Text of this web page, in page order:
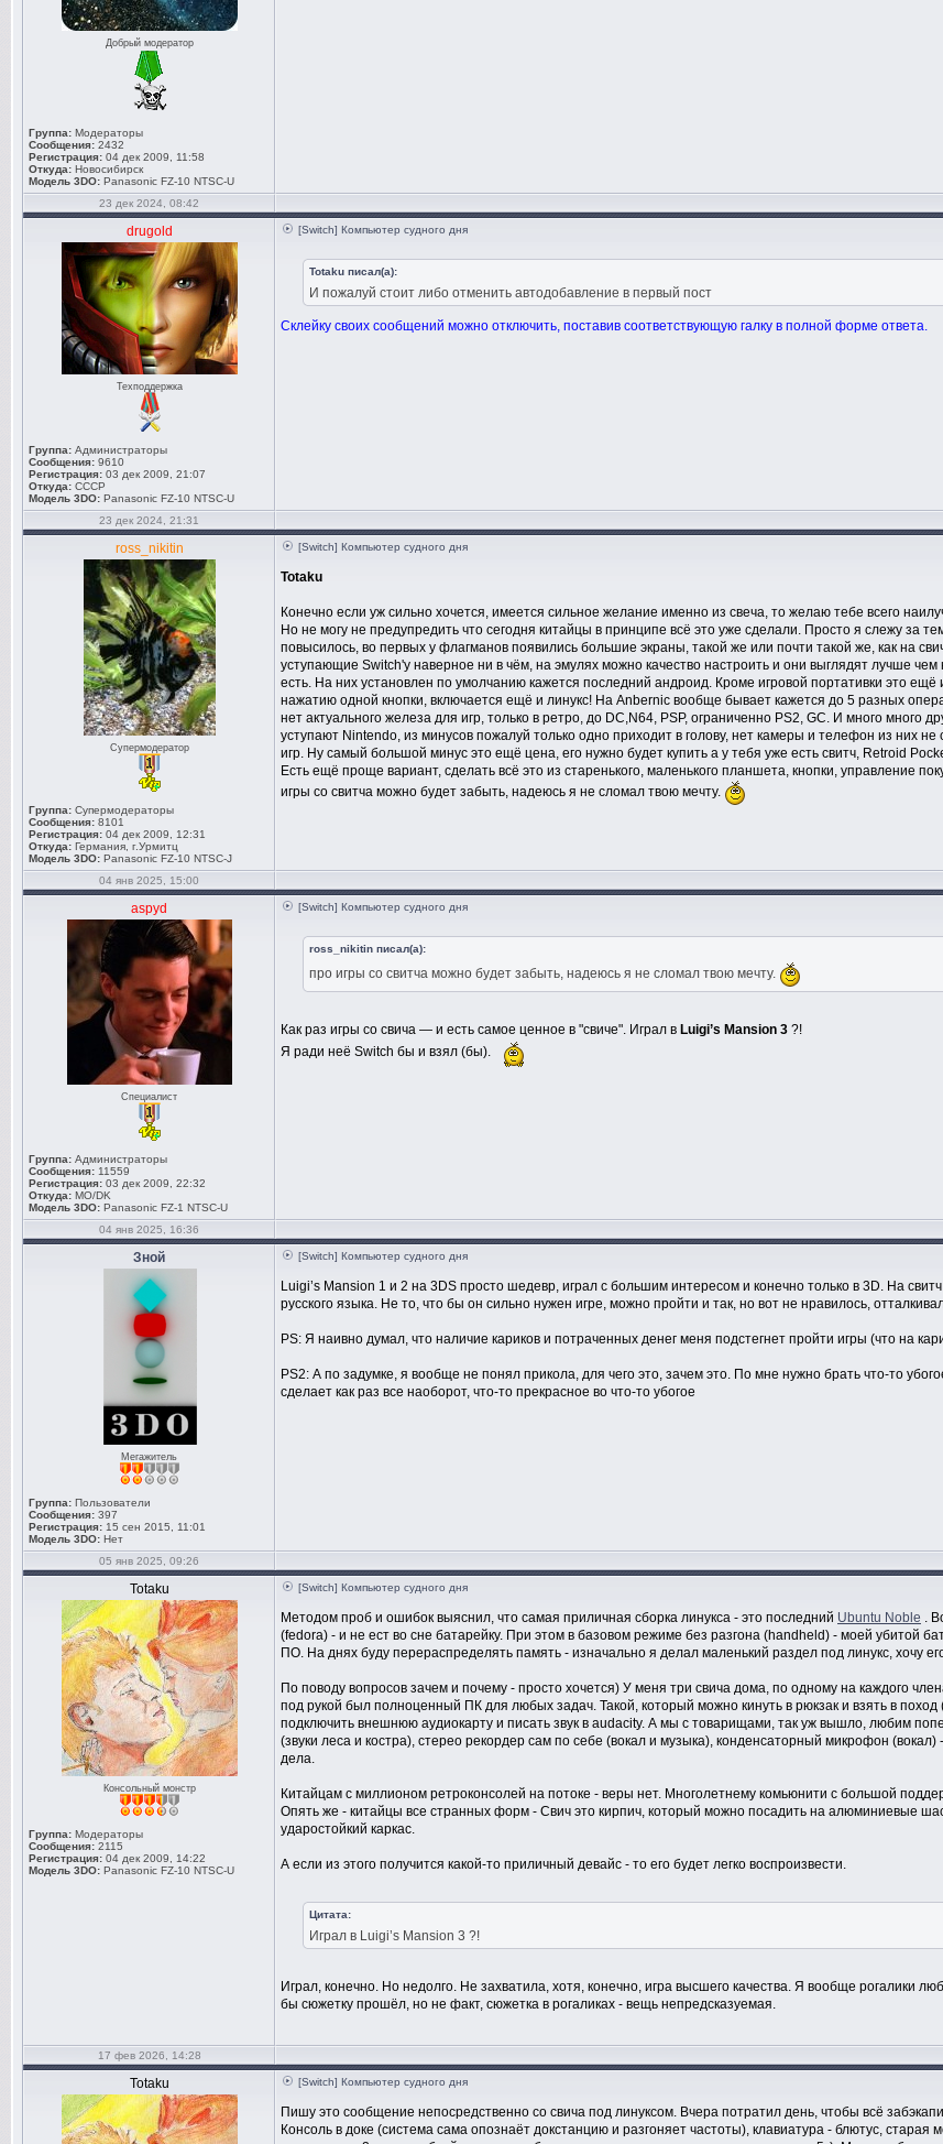
Добрый модератор
Группа: Модераторы
Сообщения: 2432
Регистрация: 04 дек 2009, 11:58
Откуда: Новосибирск
Модель 3DO: Panasonic FZ-10 NTSC-U
23 дек 2024, 08:42
drugold
Техподдержка
Группа: Администраторы
Сообщения: 9610
Регистрация: 03 дек 2009, 21:07
Откуда: СССР
Модель 3DO: Panasonic FZ-10 NTSC-U
[Switch] Компьютер судного дня
Totaku писал(а):
И пожалуй стоит либо отменить автодобавление в первый пост
Склейку своих сообщений можно отключить, поставив соответствующую галку в полной форме ответа.
23 дек 2024, 21:31
ross_nikitin
Супермодератор
Группа: Супермодераторы
Сообщения: 8101
Регистрация: 04 дек 2009, 12:31
Откуда: Германия, г.Урмитц
Модель 3DO: Panasonic FZ-10 NTSC-J
[Switch] Компьютер судного дня
Totaku
Конечно если уж сильно хочется, имеется сильное желание именно из свеча, то желаю тебе всего
Но не могу не предупредить что сегодня китайцы в принципе всё это уже сделали. Просто я слежу за
повысилось, во первых у флагманов появились большие экраны, такой же или почти такой же, как на
уступающие Switch'у наверное ни в чём, на эмулях можно качество настроить и они выглядят лучше
есть. На них установлен по умолчанию кажется последний андроид. Кроме игровой портативки это
нажатию одной кнопки, включается ещё и линукс! На Anbernic вообще бывает кажется до 5 разных
нет актуального железа для игр, только в ретро, до DC,N64, PSP, ограниченно PS2, GC. И много много
уступают Nintendo, из минусов пожалуй только одно приходит в голову, нет камеры и телефон из них
игр. Ну самый большой минус это ещё цена, его нужно будет купить а у тебя уже есть свитч, Retroid
Есть ещё проще вариант, сделать всё это из старенького, маленького планшета, кнопки, управление
игры со свитча можно будет забыть, надеюсь я не сломал твою мечту.
04 янв 2025, 15:00
aspyd
Специалист
Группа: Администраторы
Сообщения: 11559
Регистрация: 03 дек 2009, 22:32
Откуда: MO/DK
Модель 3DO: Panasonic FZ-1 NTSC-U
[Switch] Компьютер судного дня
ross_nikitin писал(а):
про игры со свитча можно будет забыть, надеюсь я не сломал твою мечту.
Как раз игры со свича — и есть самое ценное в "свиче". Играл в Luigi’s Mansion 3 ?!
Я ради неё Switch бы и взял (бы).
04 янв 2025, 16:36
Зной
Мегажитель
Группа: Пользователи
Сообщения: 397
Регистрация: 15 сен 2015, 11:01
Модель 3DO: Нет
[Switch] Компьютер судного дня
Luigi’s Mansion 1 и 2 на 3DS просто шедевр, играл с большим интересом и конечно только в 3D. На
русского языка. Не то, что бы он сильно нужен игре, можно пройти и так, но вот не нравилось,
PS: Я наивно думал, что наличие кариков и потраченных денег меня подстегнет пройти игры (что на
PS2: А по задумке, я вообще не понял прикола, для чего это, зачем это. По мне нужно брать что-то
сделает как раз все наоборот, что-то прекрасное во что-то убогое
05 янв 2025, 09:26
Totaku
Консольный монстр
Группа: Модераторы
Сообщения: 2115
Регистрация: 04 дек 2009, 14:22
Модель 3DO: Panasonic FZ-10 NTSC-U
[Switch] Компьютер судного дня
Методом проб и ошибок выяснил, что самая приличная сборка линукса - это последний Ubuntu Noble .
(fedora) - и не ест во сне батарейку. При этом в базовом режиме без разгона (handheld) - моей убитой
ПО. На днях буду перераспределять память - изначально я делал маленький раздел под линукс, хочу
По поводу вопросов зачем и почему - просто хочется) У меня три свича дома, по одному на каждого
под рукой был полноценный ПК для любых задач. Такой, который можно кинуть в рюкзак и взять в
подключить внешнюю аудиокарту и писать звук в audacity. А мы с товарищами, так уж вышло, любим
(звуки леса и костра), стерео рекордер сам по себе (вокал и музыка), конденсаторный микрофон
дела.
Китайцам с миллионом ретроконсолей на потоке - веры нет. Многолетнему комьюнити с большой
Опять же - китайцы все странных форм - Свич это кирпич, который можно посадить на алюминиевые
ударостойкий каркас.
А если из этого получится какой-то приличный девайс - то его будет легко воспроизвести.
Цитата:
Играл в Luigi’s Mansion 3 ?!
Играл, конечно. Но недолго. Не захватила, хотя, конечно, игра высшего качества. Я вообще рогалики
бы сюжетку прошёл, но не факт, сюжетка в рогаликах - вещь непредсказуемая.
17 фев 2026, 14:28
Totaku [Switch] Компьютер судного дня
Пишу это сообщение непосредственно со свича под линуксом. Вчера потратил день, чтобы всё
Консоль в доке (система сама опознаёт докстанцию и разгоняет частоты), клавиатура - блютус,